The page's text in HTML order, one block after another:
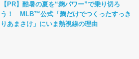
【PR】酷暑の夏を“麹パワー”で乗り切ろ
う！ MLB™公式「麹だけでつくったすっき
りあまさけ」にいま熱視線の理由